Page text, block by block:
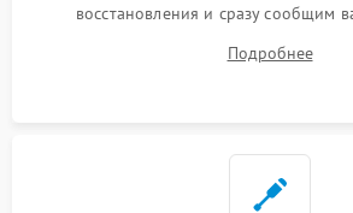
восстановления и сразу сообщим
Подробнее